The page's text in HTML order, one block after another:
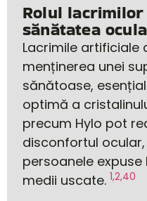
Rolul
sănătatea
Lacrimile artificiale
menținerea unei
sănătoase,
optimă a
precum Hylo pot
disconfortul
persoanele
medii uscate. 1,2,40